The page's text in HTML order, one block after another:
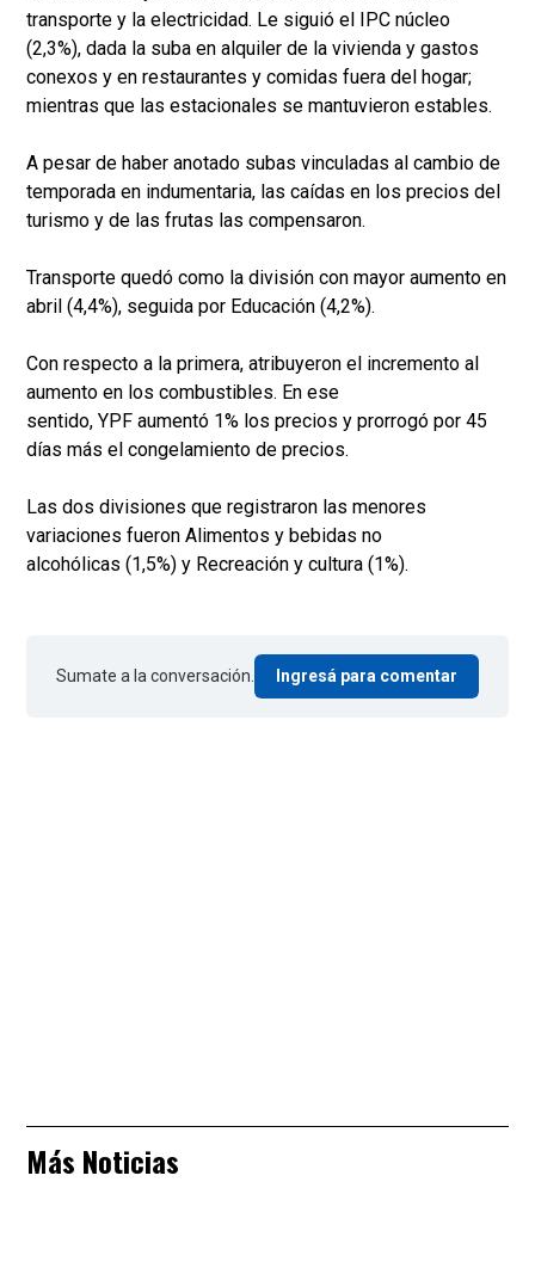
transporte y la electricidad. Le siguió el IPC núcleo
(2,3%), dada la suba en alquiler de la vivienda y gastos
conexos y en restaurantes y comidas fuera del hogar;
mientras que las estacionales se mantuvieron estables.
A pesar de haber anotado subas vinculadas al cambio de
temporada en indumentaria, las caídas en los precios del
turismo y de las frutas las compensaron.
Transporte quedó como la división con mayor aumento en
abril (4,4%), seguida por Educación (4,2%).
Con respecto a la primera, atribuyeron el incremento al
aumento en los combustibles. En ese
sentido, YPF aumentó 1% los precios y prorrogó por 45
días más el congelamiento de precios.
Las dos divisiones que registraron las menores
variaciones fueron Alimentos y bebidas no
alcohólicas (1,5%) y Recreación y cultura (1%).
Sumate a la conversación. Ingresá para comentar
Más Noticias